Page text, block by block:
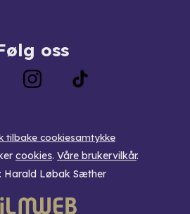
oss
tilbake cookiesamtykke
cookies. Våre brukervilkår.
Harald Løbak Sæther